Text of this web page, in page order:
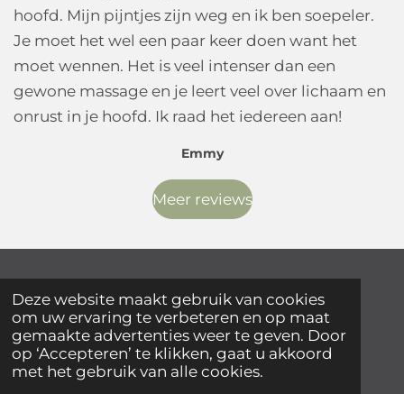
Deze website maakt gebruik van cookies
om uw ervaring te verbeteren en op maat
gemaakte advertenties weer te geven. Door
op ‘Accepteren’ te klikken, gaat u akkoord
met het gebruik van alle cookies.
hoofd. Mijn pijntjes zijn weg en ik ben soepeler.
Je moet het wel een paar keer doen want het
moet wennen. Het is veel intenser dan een
gewone massage en je leert veel over lichaam en
onrust in je hoofd. Ik raad het iedereen aan!
Emmy
Meer reviews
Massage Laren | Massage Blaricum| Holistische Massage
Massagetherapie| Stress-behandeling |Stress-preventie
F
a
I
n
© 2024 Sheabalans